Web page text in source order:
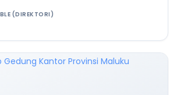
(DIREKTORI)